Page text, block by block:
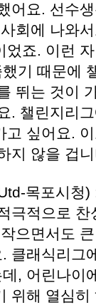
어요. 선수
회에 나와
었죠. 이런
기 때문에
뛰는 것이
. 챌린지리
고 싶어요.
지 않을 겁
목포시청)
극적으로
으면서도
클래식리그
, 어린나이
위해 열심